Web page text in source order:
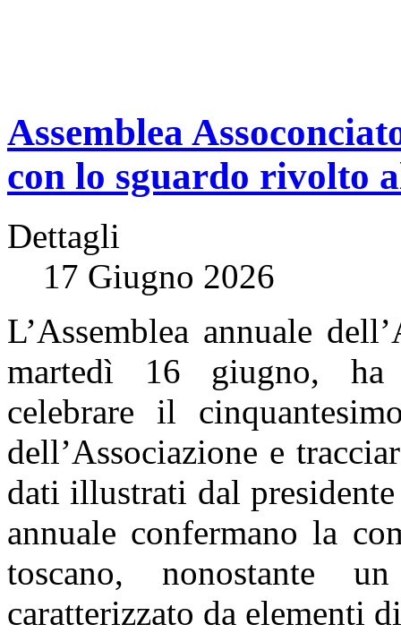
Assemblea
con lo sguardo rivolto
Dettagli
17 Giugno 2026
L’Assemblea annuale
martedì 16 giugno, ha
celebrare il
dell’Associazione e
dati illustrati dal
annuale confermano la
toscano, nonostante
caratterizzato da elementi